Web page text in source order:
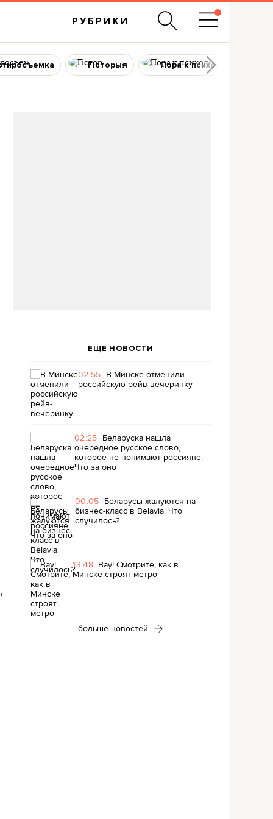
РУБРИКИ
Гісторыя Пора к психологу
ЕЩЕ НОВОСТИ
02:55 В Минске отменили
российскую рейв-вечеринку
02:25 Беларуска нашла
очередное русское слово,
которое не понимают россияне.
Что за оно
00:05 Беларусы жалуются на
бизнес-класс в Belavia. Что
случилось?
13:48 Вау! Смотрите, как в
Минске строят метро
больше новостей